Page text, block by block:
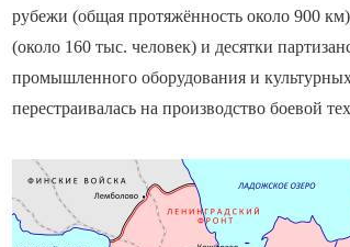
рубежи (общая протяжённость около 900
(около 160 тыс. человек) и десятки
промышленного оборудования и
перестраивалась на производство боевой